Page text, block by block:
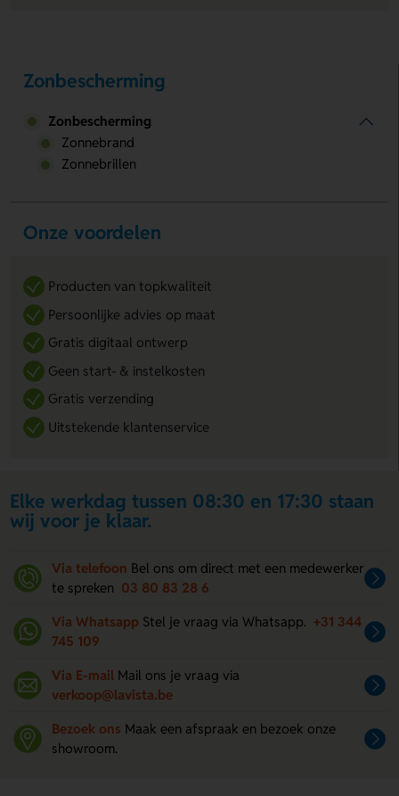
Zonbescherming
Zonbescherming
Zonnebrand
Zonnebrillen
Onze voordelen
Producten van topkwaliteit
Persoonlijke advies op maat
Gratis digitaal ontwerp
Geen start- & instelkosten
Gratis verzending
Uitstekende klantenservice
Elke werkdag tussen 08:30 en 17:30 staan
wij voor je klaar.
Via telefoon Bel ons om direct met een medewerker
te spreken 03 80 83 28 6
Via Whatsapp Stel je vraag via Whatsapp. +31 344
745 109
Via E-mail Mail ons je vraag via
verkoop@lavista.be
Bezoek ons Maak een afspraak en bezoek onze
showroom.